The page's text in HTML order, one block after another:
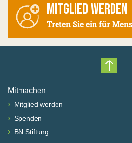
MITGLIED WERDEN
Treten Sie ein für
Mitmachen
› Mitglied werden
› Spenden
› BN Stiftung